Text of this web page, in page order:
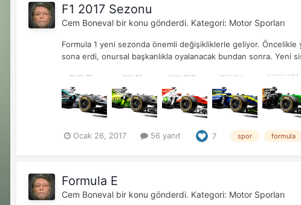
F1 2017 Sezonu
Cem Boneval bir konu gönderdi. Kategori: Motor Sporları
Formula 1 yeni sezonda önemli değişikliklerle geliyor.
sona erdi, onursal başkanlıkla oyalanacak bundan sonra. Yeni
Ocak 26, 2017 56 yanıt 7 spor formula
Formula E
Cem Boneval bir konu gönderdi. Kategori: Motor Sporları